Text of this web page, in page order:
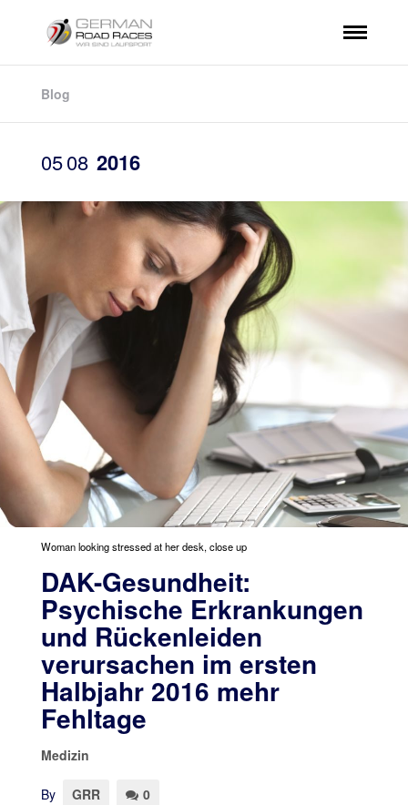
Blog
0508 2016
Woman looking stressed at her desk, close up
DAK-Gesundheit:
Psychische Erkrankungen
und Rückenleiden
verursachen im ersten
Halbjahr 2016 mehr
Fehltage
Medizin
By GRR 0